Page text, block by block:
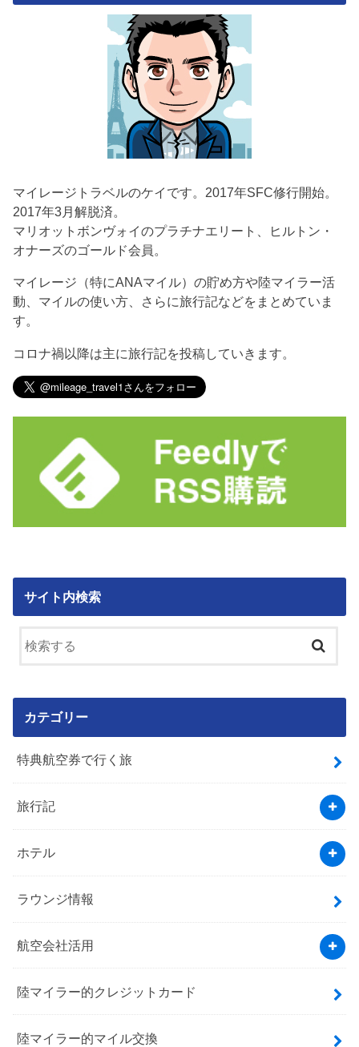
マイレージトラベルのケイです。2017年SFC修行開始。
2017年3月解脱済。
マリオットボンヴォイのプラチナエリート、ヒルトン・
オナーズのゴールド会員。
マイレージ（特にANAマイル）の貯め方や陸マイラー活
動、マイルの使い方、さらに旅行記などをまとめていま
す。
コロナ禍以降は主に旅行記を投稿していきます。
サイト内検索
カテゴリー
特典航空券で行く旅
旅行記
ホテル
ラウンジ情報
航空会社活用
陸マイラー的クレジットカード
陸マイラー的マイル交換